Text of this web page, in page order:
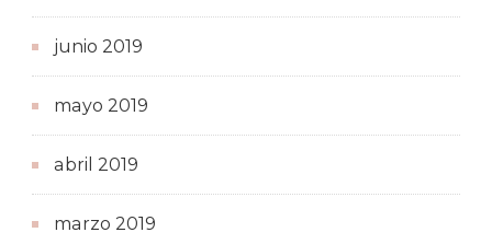
junio 2019
mayo 2019
abril 2019
marzo 2019